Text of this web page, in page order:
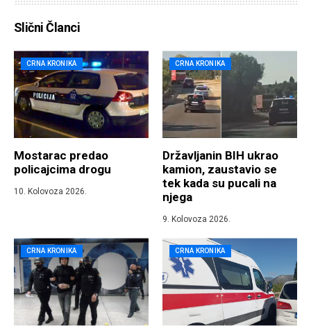
Slični Članci
CRNA KRONIKA
Mostarac predao
policajcima drogu
10. Kolovoza 2026.
CRNA KRONIKA
Državljanin BIH ukrao
kamion, zaustavio se
tek kada su pucali na
njega
9. Kolovoza 2026.
CRNA KRONIKA CRNA KRONIKA